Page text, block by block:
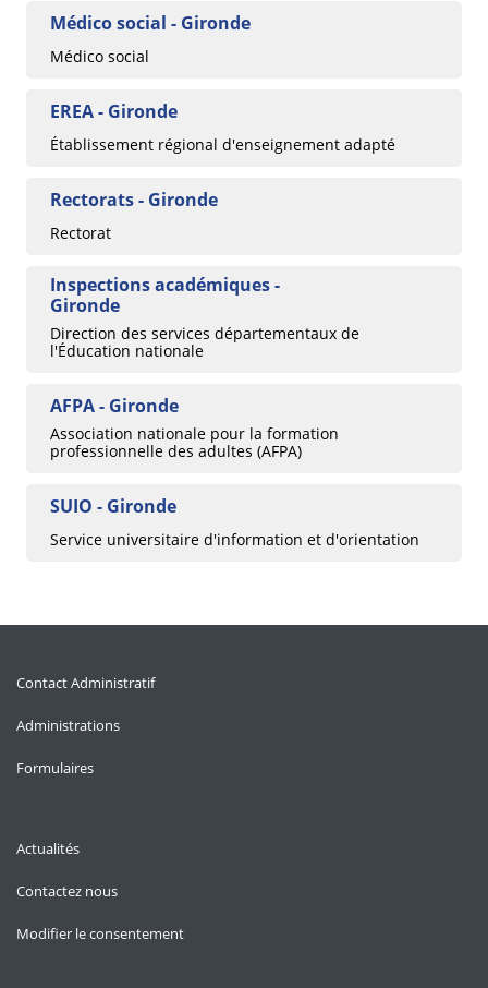
Médico social - Gironde
Médico social
EREA - Gironde
Établissement régional d'enseignement adapté
Rectorats - Gironde
Rectorat
Inspections académiques -
Gironde
Direction des services départementaux de
l'Éducation nationale
AFPA - Gironde
Association nationale pour la formation
professionnelle des adultes (AFPA)
SUIO - Gironde
Service universitaire d'information et d'orientation
Contact Administratif
Administrations
Formulaires
Actualités
Contactez nous
Modifier le consentement